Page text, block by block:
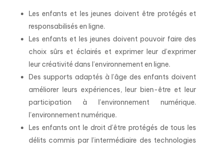
Les enfants et les jeunes doivent être protégés et
responsabilisés en ligne.
Les enfants et les jeunes doivent pouvoir faire des
choix sûrs et éclairés et exprimer leur d’exprimer
leur créativité dans l’environnement en ligne.
Des supports adaptés à l’âge des enfants doivent
améliorer leurs expériences, leur bien-être et leur
participation à l’environnement numérique.
l’environnement numérique.
Les enfants ont le droit d’être protégés de tous les
délits commis par l’intermédiaire des technologies